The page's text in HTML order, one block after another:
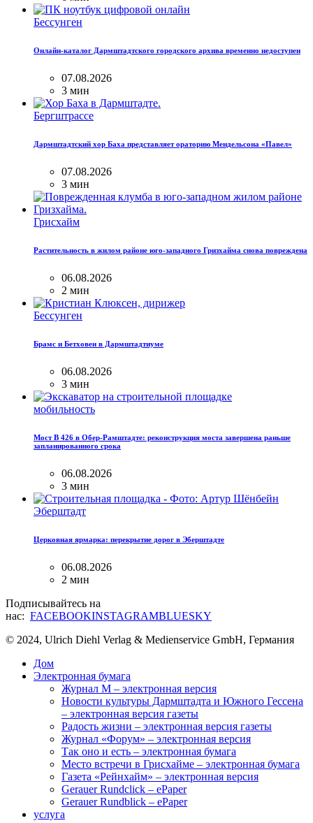
Бессунген
Онлайн-каталог Дармштадтского городского архива временно недоступен
07.08.2026
3 мин
Бергштрассе
Дармштадтский хор Баха представляет ораторию Мендельсона «Павел»
07.08.2026
3 мин
Грисхайм
Растительность в жилом районе юго-западного Гризхайма снова повреждена
06.08.2026
2 мин
Бессунген
Брамс и Бетховен в Дармштадтиуме
06.08.2026
3 мин
мобильность
Мост B 426 в Обер-Рамштадте: реконструкция моста завершена раньше
запланированного срока
06.08.2026
3 мин
Эберштадт
Церковная ярмарка: перекрытие дорог в Эберштадте
06.08.2026
2 мин
Подписывайтесь на
нас: FACEBOOKINSTAGRAMBLUESKY
© 2024, Ulrich Diehl Verlag & Medienservice GmbH, Германия
Дом
Электронная бумага
Журнал M – электронная версия
Новости культуры Дармштадта и Южного Гессена
– электронная версия газеты
Радость жизни – электронная версия газеты
Журнал «Форум» – электронная версия
Так оно и есть – электронная бумага
Место встречи в Грисхайме – электронная бумага
Газета «Рейнхайм» – электронная версия
Gerauer Rundclick – ePaper
Gerauer Rundblick – ePaper
услуга